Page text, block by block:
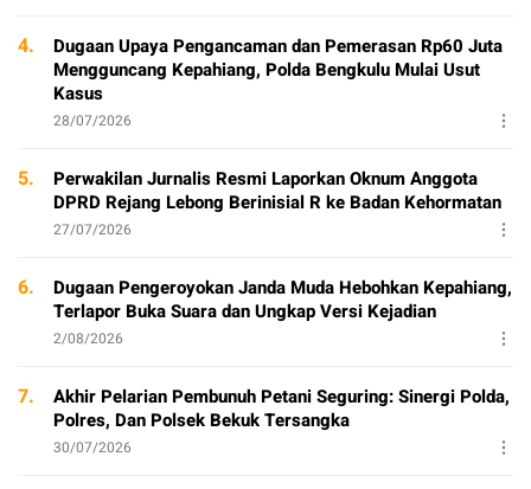
4.
Dugaan Upaya Pengancaman dan Pemerasan Rp60 Juta
Mengguncang Kepahiang, Polda Bengkulu Mulai Usut
Kasus
28/07/2026
5.
Perwakilan Jurnalis Resmi Laporkan Oknum Anggota
DPRD Rejang Lebong Berinisial R ke Badan Kehormatan
27/07/2026
6.
Dugaan Pengeroyokan Janda Muda Hebohkan Kepahiang,
Terlapor Buka Suara dan Ungkap Versi Kejadian
2/08/2026
7.
Akhir Pelarian Pembunuh Petani Seguring: Sinergi Polda,
Polres, Dan Polsek Bekuk Tersangka
30/07/2026